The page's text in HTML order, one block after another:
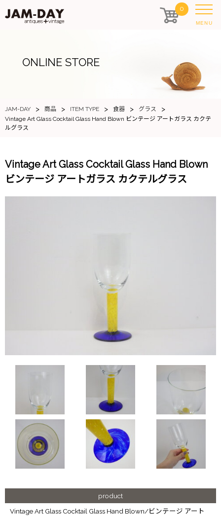
0
MENU
ONLINE STORE
JAM-DAY > 商品 > ITEM TYPE > 食器 > グラス >
Vintage Art Glass Cocktail Glass Hand Blown ビンテージ アートガラス カクテ
ルグラス
Vintage Art Glass Cocktail Glass Hand Blown
ビンテージ アートガラス カクテルグラス
product
Vintage Art Glass Cocktail Glass Hand Blown/ビンテージ アート